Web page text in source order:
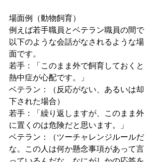
場面例（動物飼育）
例えば若手職員とベテラン職員の間で
以下のような会話がなされるような場
面です。
若手：「このまま外で飼育しておくと
熱中症が心配です。」
ベテラン：（反応がない、あるいは却
下された場合）
若手：「繰り返しますが、このまま外
に置くのは危険だと思います。」
ベテラン：（ツーチャレンジルールだ
な。この人は何か懸念事項があって言